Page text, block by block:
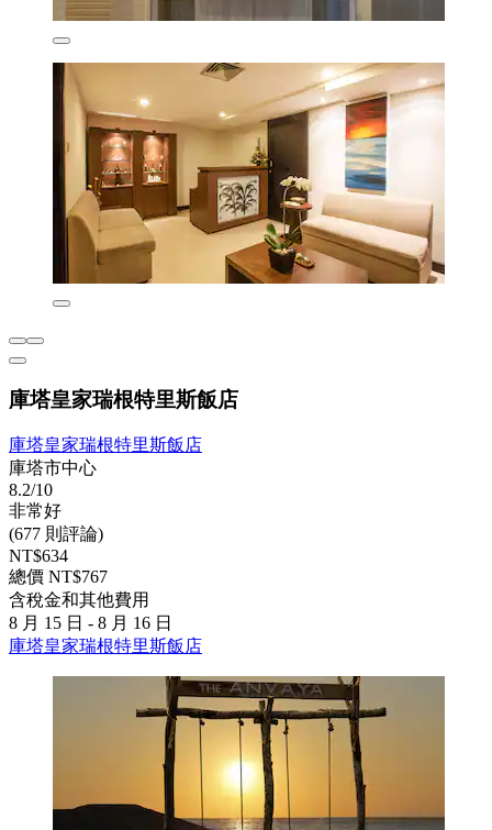
庫塔皇家瑞根特里斯飯店
庫塔皇家瑞根特里斯飯店
庫塔市中心
8.2/10
非常好
(677 則評論)
NT$634
總價 NT$767
含稅金和其他費用
8 月 15 日 - 8 月 16 日
庫塔皇家瑞根特里斯飯店